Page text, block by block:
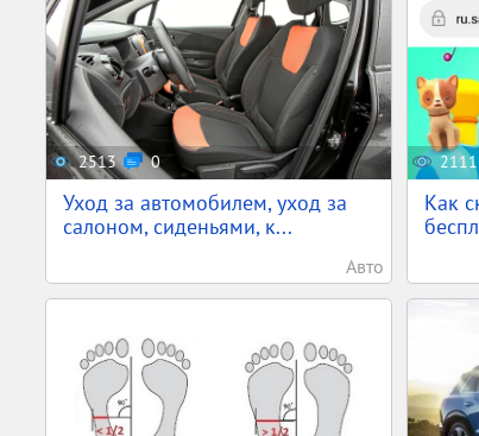
2513 0
Уход за автомобилем, уход за
салоном, сиденьями, к...
Авто
2111
Как